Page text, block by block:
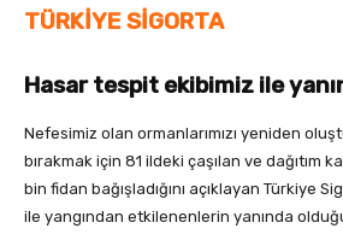
TÜRKİYE SİGORTA
Hasar tespit ekibimiz ile
Nefesimiz olan ormanlarımızı yeniden
bırakmak için 81 ildeki çaşılan ve dağıtım
bin fidan bağışladığını açıklayan Türkiye
ile yangından etkilenenlerin yanında